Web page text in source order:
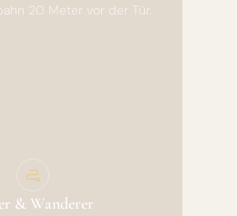
20 Meter vor der Tür.
& Wanderer